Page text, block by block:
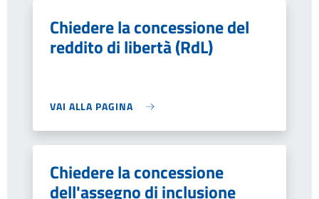
Chiedere la concessione del
reddito di libertà (RdL)
VAI ALLA PAGINA
Chiedere la concessione
dell'assegno di inclusione